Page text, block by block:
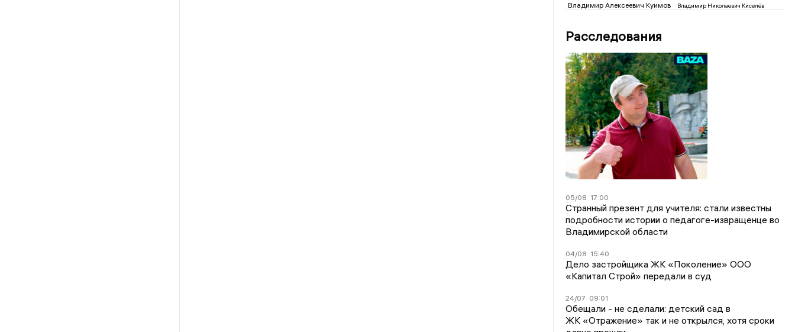
Владимир Алексеевич Куимов Владимир Николаевич Киселёв
Расследования
05/08 17:00
Странный презент для учителя: стали известны
подробности истории о педагоге-извращенце во
Владимирской области
04/08 15:40
Дело застройщика ЖК «Поколение» ООО
«Капитал Строй» передали в суд
24/07 09:01
Обещали - не сделали: детский сад в
ЖК «Отражение» так и не открылся, хотя сроки